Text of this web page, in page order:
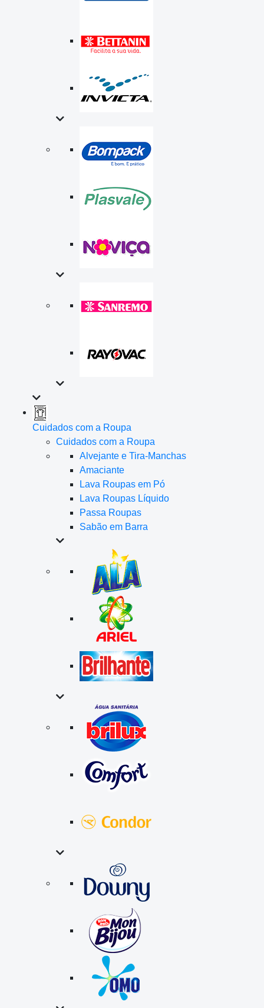
Cuidados com a Roupa
Cuidados com a Roupa
Alvejante e Tira-Manchas
Amaciante
Lava Roupas em Pó
Lava Roupas Líquido
Passa Roupas
Sabão em Barra